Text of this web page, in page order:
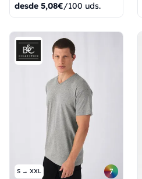
desde 5,08€/100 uds.
S → XXL 7